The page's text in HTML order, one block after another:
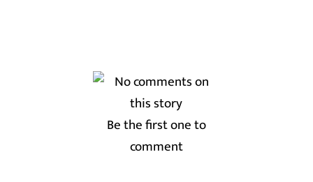
Be the first one to
comment